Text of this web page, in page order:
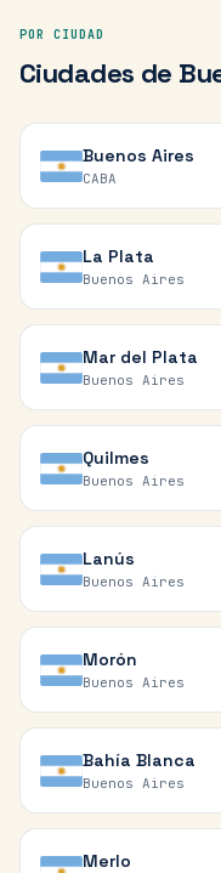
POR CIUDAD
Ciudades de
Buenos Aires
CABA
La Plata
Buenos Aires
Mar del Plata
Buenos Aires
Quilmes
Buenos Aires
Lanús
Buenos Aires
Morón
Buenos Aires
Bahía Blanca
Buenos Aires
Merlo